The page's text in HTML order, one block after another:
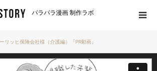
パラパラ漫画 制作ラボ
リッヒ保険会社様（介護編）『PR動画』